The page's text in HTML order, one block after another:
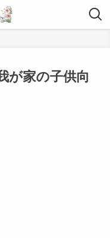
が家の子供向